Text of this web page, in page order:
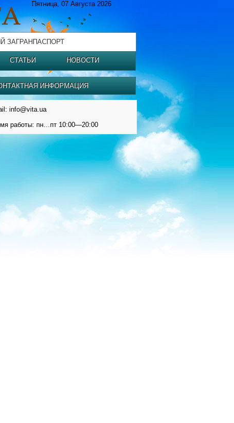
Пятница, 07 Августа 2026
ЗАГРАНПАСПОРТ
СТАТЬИ НОВОСТИ
ИНФОРМАЦИЯ
info@vita.ua
работы: пн…пт 10:00—20:00